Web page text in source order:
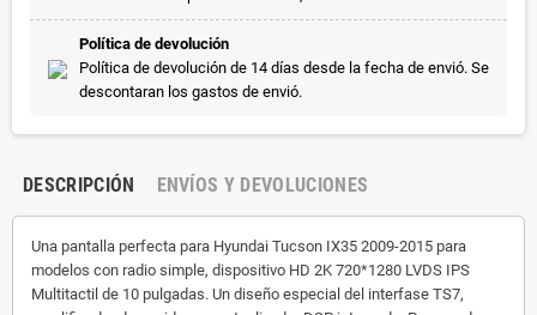
Política de devolución
Política de devolución de 14 días desde la fecha de envió. Se
descontaran los gastos de envió.
DESCRIPCIÓN ENVÍOS Y DEVOLUCIONES
Una pantalla perfecta para Hyundai Tucson IX35 2009-2015 para
modelos con radio simple, dispositivo HD 2K 720*1280 LVDS IPS
Multitactil de 10 pulgadas. Un diseño especial del interfase TS7,